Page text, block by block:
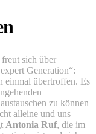
sich über
Generation“:
einmal übertroffen. Es
zu können
alleine und uns
Antonia Ruf, die im